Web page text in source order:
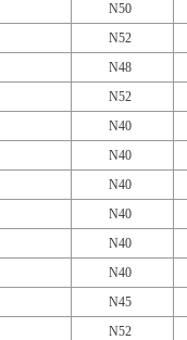
N50
N52
N48
N52
N40
N40
N40
N40
N40
N40
N45
N52